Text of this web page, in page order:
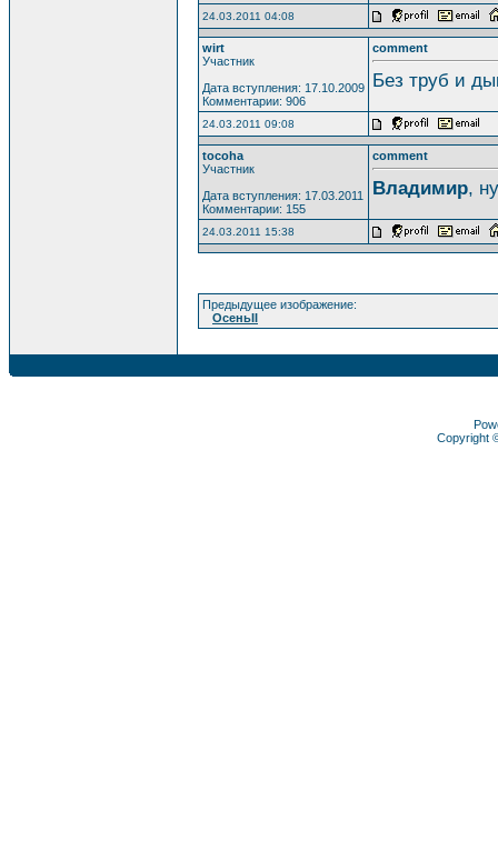
24.03.2011 04:08
wirt
Участник
Дата вступления: 17.10.2009
Комментарии: 906
comment
Без труб и
24.03.2011 09:08
tocoha
Участник
Дата вступления: 17.03.2011
Комментарии: 155
comment
Владимир,
24.03.2011 15:38
Предыдущее изображение:
ОсеньII
Copyright